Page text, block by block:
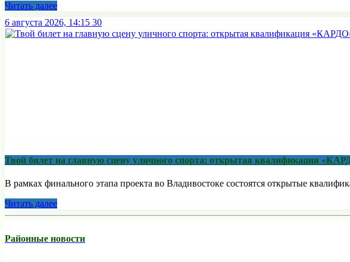
Читать далее
6 августа 2026, 14:15 30
Твой билет на главную сцену уличного спорта: открытая квалификация
В рамках финального этапа проекта во Владивостоке состоятся открытые
Читать далее
Районные новости